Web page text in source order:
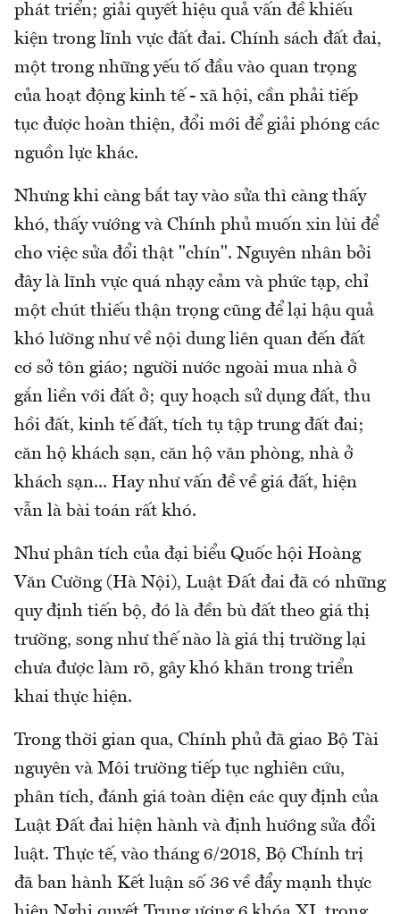
phát triển; giải quyết hiệu quả vấn đề khiếu
kiện trong lĩnh vực đất đai. Chính sách đất đai,
một trong những yếu tố đầu vào quan trọng
của hoạt động kinh tế - xã hội, cần phải tiếp
tục được hoàn thiện, đổi mới để giải phóng các
nguồn lực khác.
Nhưng khi càng bắt tay vào sửa thì càng thấy
khó, thấy vướng và Chính phủ muốn xin lùi để
cho việc sửa đổi thật "chín". Nguyên nhân bởi
đây là lĩnh vực quá nhạy cảm và phức tạp, chỉ
một chút thiếu thận trọng cũng để lại hậu quả
khó lường như về nội dung liên quan đến đất
cơ sở tôn giáo; người nước ngoài mua nhà ở
gắn liền với đất ở; quy hoạch sử dụng đất, thu
hồi đất, kinh tế đất, tích tụ tập trung đất đai;
căn hộ khách sạn, căn hộ văn phòng, nhà ở
khách sạn... Hay như vấn đề về giá đất, hiện
vẫn là bài toán rất khó.
Như phân tích của đại biểu Quốc hội Hoàng
Văn Cường (Hà Nội), Luật Đất đai đã có những
quy định tiến bộ, đó là đền bù đất theo giá thị
trường, song như thế nào là giá thị trường lại
chưa được làm rõ, gây khó khăn trong triển
khai thực hiện.
Trong thời gian qua, Chính phủ đã giao Bộ Tài
nguyên và Môi trường tiếp tục nghiên cứu,
phân tích, đánh giá toàn diện các quy định của
Luật Đất đai hiện hành và định hướng sửa đổi
luật. Thực tế, vào tháng 6/2018, Bộ Chính trị
đã ban hành Kết luận số 36 về đẩy mạnh thực